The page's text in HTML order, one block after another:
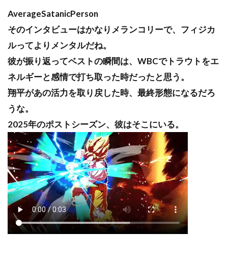
AverageSatanicPerson
そのインタビューはかなりメランコリーで、フィジカ
ルってよりメンタルだね。
彼が振り返ってベストの瞬間は、WBCでトラウトをエ
ネルギーと感情で打ち取った時だったと思う。
翔平があの活力を取り戻した時、最終形態になるだろ
うな。
2025年のポストシーズン、彼はそこにいる。